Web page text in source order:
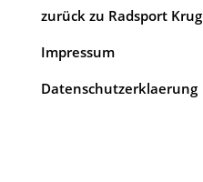
zurück zu Radsport Krug
Impressum
Datenschutzerklaerung